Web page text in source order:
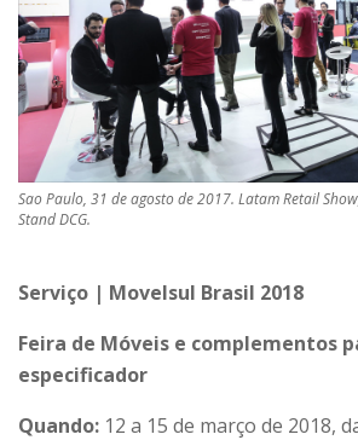
Sao Paulo, 31 de agosto de 2017. Latam Retail
Stand DCG.
Serviço | Movelsul Brasil 2018
Feira de Móveis e complementos
especificador
Quando: 12 a 15 de março de 2018,